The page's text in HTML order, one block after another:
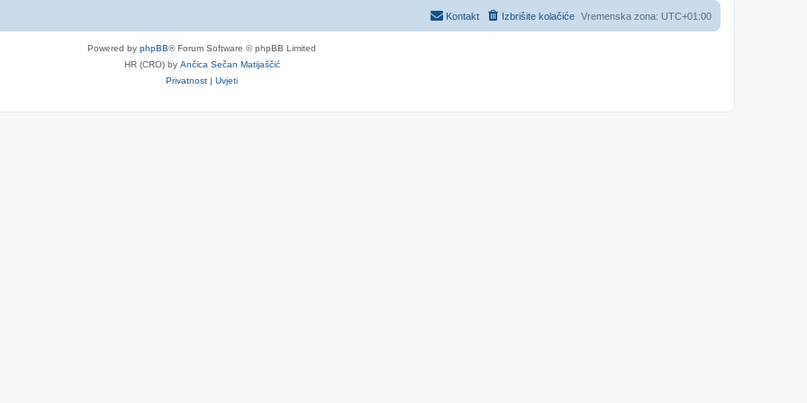
Vremenska zona: UTC+01:00
Izbrišite kolačiće
Kontakt
Powered by phpBB® Forum Software © phpBB Limited
HR (CRO) by Ančica Sečan Matijaščić
Privatnost | Uvjeti